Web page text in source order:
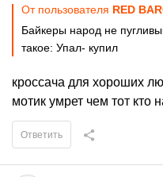
От пользователя RED
Байкеры народ не
такое: Упал- купил
кроссача для хороших
мотик умрет чем тот кто
Ответить